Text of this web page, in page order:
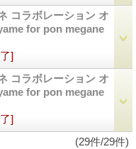
コラボレーション オ
for pon megane
]
コラボレーション オ
for pon megane
]
(29件/29件)